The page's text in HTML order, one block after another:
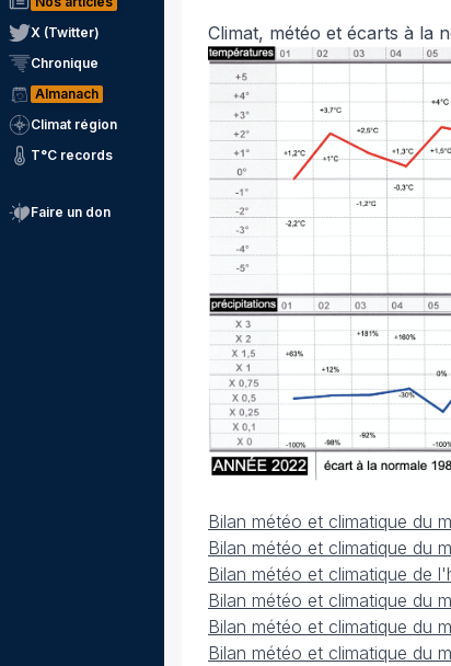
X (Twitter)
Chronique
Almanach
Climat région
T°C records
Faire un don
Climat, météo et écarts à la
Bilan météo et climatique du
Bilan météo et climatique du
Bilan météo et climatique de
Bilan météo et climatique du
Bilan météo et climatique du
Bilan météo et climatique du